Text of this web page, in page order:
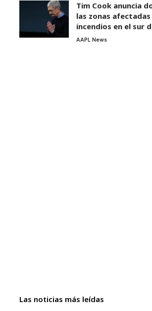
Tim Cook anuncia
las zonas
incendios en el sur
AAPL News
Las noticias más leídas